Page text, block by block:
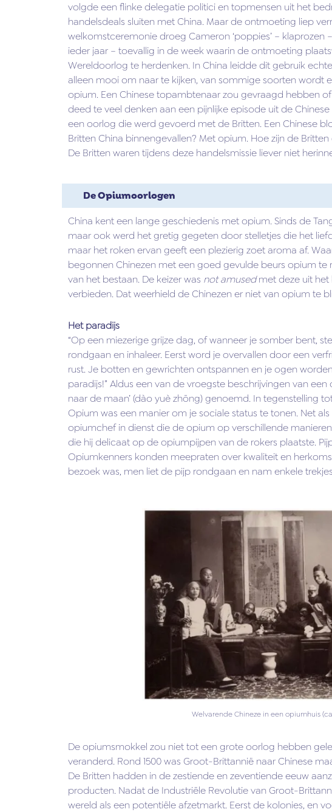
volgde een flinke delegatie politici en topmensen uit het
handelsdeals sluiten met China. Maar de ontmoeting liep
welkomstceremonie droeg Cameron ‘poppies’ – klaprozen
ieder jaar – toevallig in de week waarin de ontmoeting
Wereldoorlog te herdenken. In China leidde dit gebruik
alleen mooi om naar te kijken, van sommige soorten wordt
opium. Een Chinese topambtenaar zou gevraagd hebben
deed te veel denken aan een pijnlijke episode uit de
een oorlog die werd gevoerd met de Britten. Een Chinese
Britten China binnengevallen? Met opium. Hoe zijn de
De Britten waren tijdens deze handelsmissie liever niet
De Opiumoorlogen
China kent een lange geschiedenis met opium. Sinds de
maar ook werd het gretig gegeten door stelletjes die het
maar het roken ervan geeft een plezierig zoet aroma af.
begonnen Chinezen met een goed gevulde beurs opium
van het bestaan. De keizer was not amusedmet deze uit het
verbieden. Dat weerhield de Chinezen er niet van opium te
Het paradijs
“Op een miezerige grijze dag, of wanneer je somber bent,
rondgaan en inhaleer. Eerst word je overvallen door een
rust. Je botten en gewrichten ontspannen en je ogen
paradijs!” Aldus een van de vroegste beschrijvingen van
naar de maan’ (dào yuè zhōng) genoemd. In tegenstelling
Opium was een manier om je sociale status te tonen. Net
opiumchef in dienst die de opium op verschillende
die hij delicaat op de opiumpijpen van de rokers plaatste.
Opiumkenners konden meepraten over kwaliteit en
bezoek was, men liet de pijp rondgaan en nam enkele
Welvarende Chineze in een opiumhuis
De opiumsmokkel zou niet tot een grote oorlog hebben
veranderd. Rond 1500 was Groot-Brittannië naar Chinese
De Britten hadden in de zestiende en zeventiende eeuw
producten. Nadat de Industriële Revolutie van Groot-
wereld als een potentiële afzetmarkt. Eerst de kolonies, en